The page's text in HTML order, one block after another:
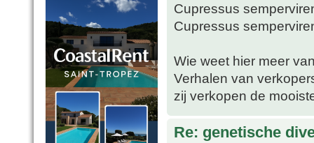
Cupressus
Cupressus
Wie weet hier meer
Verhalen van
zij verkopen de
Re: genetische